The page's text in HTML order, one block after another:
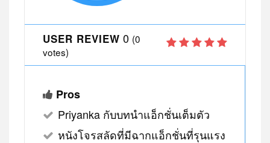
USER REVIEW 0 (0
votes)
Pros
Priyanka กับบทนำแอ็กชั่นเต็มตัว
หนังโจรสลัดที่มีฉากแอ็กชั่นที่รุนแรง